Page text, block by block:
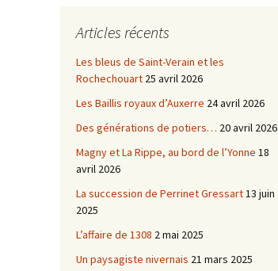
Châtellenie d’Etais
Châtellenies de Corvol et
Billy
Châtellenie de Chatel-
Articles récents
Les bleus de Saint-Verain et les
Rochechouart 25 avril 2026
Les Baillis royaux d’Auxerre 24 avril 2026
Des générations de potiers… 20 avril 2026
Magny et La Rippe, au bord de l’Yonne 18
avril 2026
La succession de Perrinet Gressart13 juin
2025
L’affaire de 1308 2 mai 2025
Un paysagiste nivernais 21 mars 2025